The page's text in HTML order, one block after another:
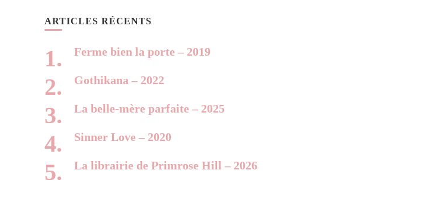
ARTICLES RÉCENTS
Ferme bien la porte – 2019
Gothikana – 2022
La belle-mère parfaite – 2025
Sinner Love – 2020
La librairie de Primrose Hill – 2026